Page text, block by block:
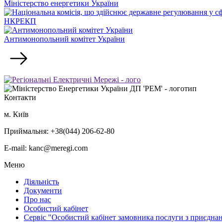
Міністерство енергетики України
НКРЕКП
Антимонопольний комітет України
Контакти
м. Київ
Приймальня: +38(044) 206-62-80
E-mail: kanc@meregi.com
Меню
Діяльність
Документи
Про нас
Особистий кабінет
Сервіс "Особистий кабінет замовника послуги з